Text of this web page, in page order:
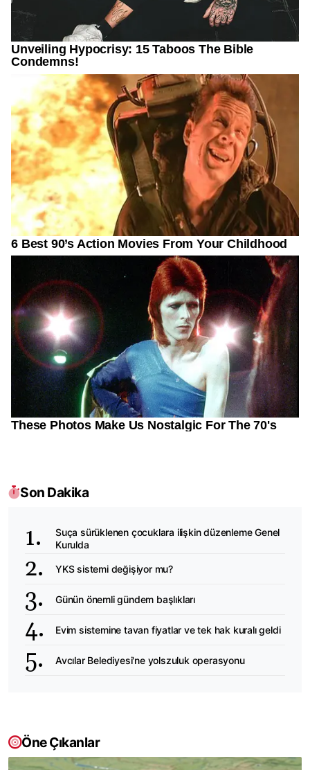
Son Dakika
Suça sürüklenen çocuklara ilişkin düzenleme Genel
Kurulda
YKS sistemi değişiyor mu?
Günün önemli gündem başlıkları
Evim sistemine tavan fiyatlar ve tek hak kuralı geldi
Avcılar Belediyesi'ne yolszuluk operasyonu
Öne Çıkanlar